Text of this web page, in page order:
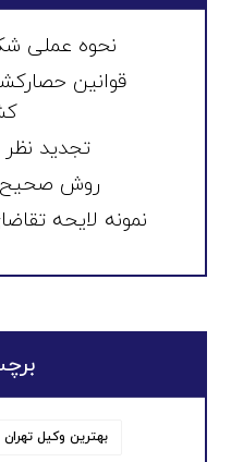
نحوه عملی
قوانین
تجدید
روش صحیح
نمونه لایحه
بهترین وکیل تهران